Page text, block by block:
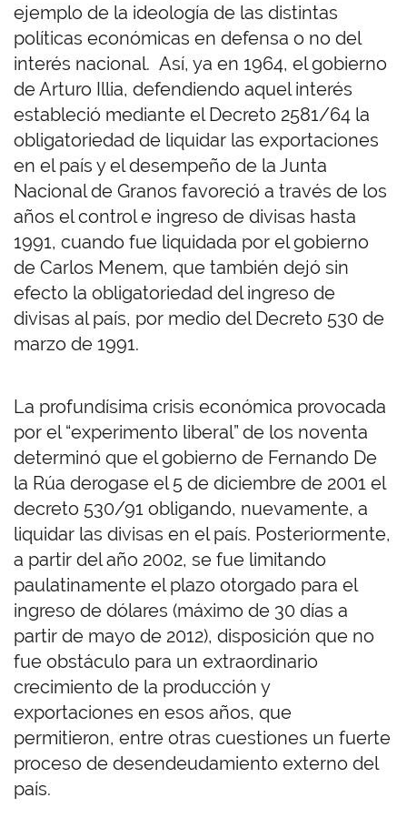
ejemplo de la ideología de las distintas
políticas económicas en defensa o no del
interés nacional. Así, ya en 1964, el gobierno
de Arturo Illia, defendiendo aquel interés
estableció mediante el Decreto 2581/64 la
obligatoriedad de liquidar las exportaciones
en el país y el desempeño de la Junta
Nacional de Granos favoreció a través de los
años el control e ingreso de divisas hasta
1991, cuando fue liquidada por el gobierno
de Carlos Menem, que también dejó sin
efecto la obligatoriedad del ingreso de
divisas al país, por medio del Decreto 530 de
marzo de 1991.
La profundísima crisis económica provocada
por el “experimento liberal” de los noventa
determinó que el gobierno de Fernando De
la Rúa derogase el 5 de diciembre de 2001 el
decreto 530/91 obligando, nuevamente, a
liquidar las divisas en el país. Posteriormente,
a partir del año 2002, se fue limitando
paulatinamente el plazo otorgado para el
ingreso de dólares (máximo de 30 días a
partir de mayo de 2012), disposición que no
fue obstáculo para un extraordinario
crecimiento de la producción y
exportaciones en esos años, que
permitieron, entre otras cuestiones un fuerte
proceso de desendeudamiento externo del
país.